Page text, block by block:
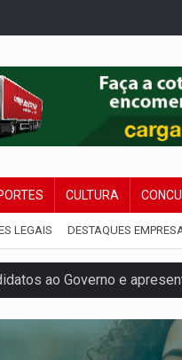
CULTURA
LEGAIS DESTAQUES
ao Governo e
e representam 52% do
9mm durante